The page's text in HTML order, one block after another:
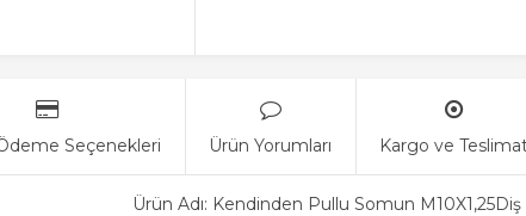
Seçenekleri Ürün Yorumları Kargo ve
Ürün Adı: Kendinden Pullu Somun